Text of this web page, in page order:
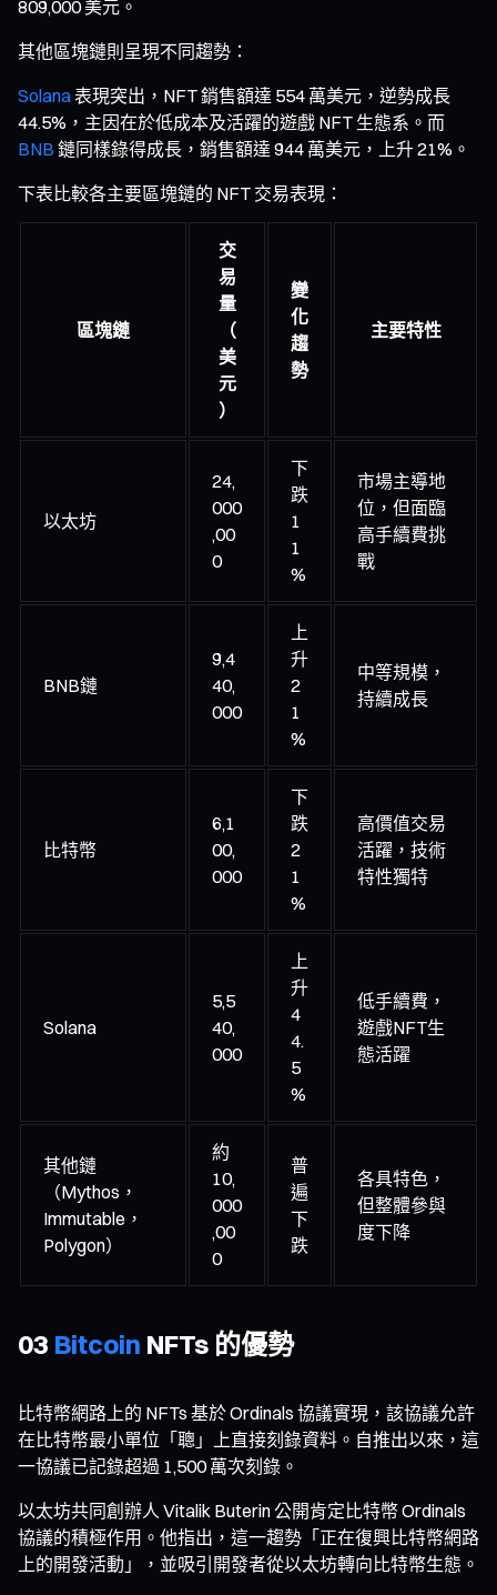
809,000 美元。
其他區塊鏈則呈現不同趨勢：
Solana表現突出，NFT 銷售額達 554 萬美元，逆勢成長
44.5%，主因在於低成本及活躍的遊戲 NFT 生態系。而
BNB 鏈同樣錄得成長，銷售額達 944 萬美元，上升 21%。
下表比較各主要區塊鏈的 NFT 交易表現：
區塊鏈
交
易
量
（
美
元
）
變
化
趨
勢
主要特性
以太坊
24,
000
,00
0
下
跌
1
1
%
市場主導地
位，但面臨
高手續費挑
戰
BNB鏈
9,4
40,
000
上
升
2
1
%
中等規模，
持續成長
比特幣
6,1
00,
000
下
跌
2
1
%
高價值交易
活躍，技術
特性獨特
Solana
5,5
40,
000
上
升
4
4.
5
%
低手續費，
遊戲NFT生
態活躍
其他鏈
（Mythos，
Immutable，
Polygon）
約
10,
000
,00
0
普
遍
下
跌
各具特色，
但整體參與
度下降
03 Bitcoin NFTs 的優勢
比特幣網路上的 NFTs 基於 Ordinals 協議實現，該協議允許
在比特幣最小單位「聰」上直接刻錄資料。自推出以來，這
一協議已記錄超過 1,500 萬次刻錄。
以太坊共同創辦人 Vitalik Buterin 公開肯定比特幣 Ordinals
協議的積極作用。他指出，這一趨勢「正在復興比特幣網路
上的開發活動」，並吸引開發者從以太坊轉向比特幣生態。